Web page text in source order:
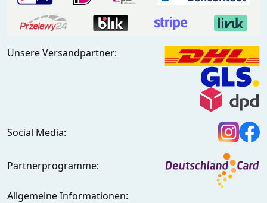
Unsere Versandpartner:
Social Media:
Partnerprogramme:
Allgemeine Informationen: